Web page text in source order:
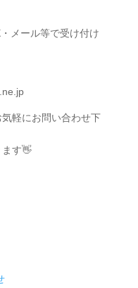
メール等で受け付け
軽にお問い合わせ下
す👋